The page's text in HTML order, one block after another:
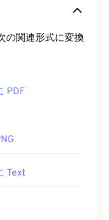
の関連形式に変換
PDF
Text